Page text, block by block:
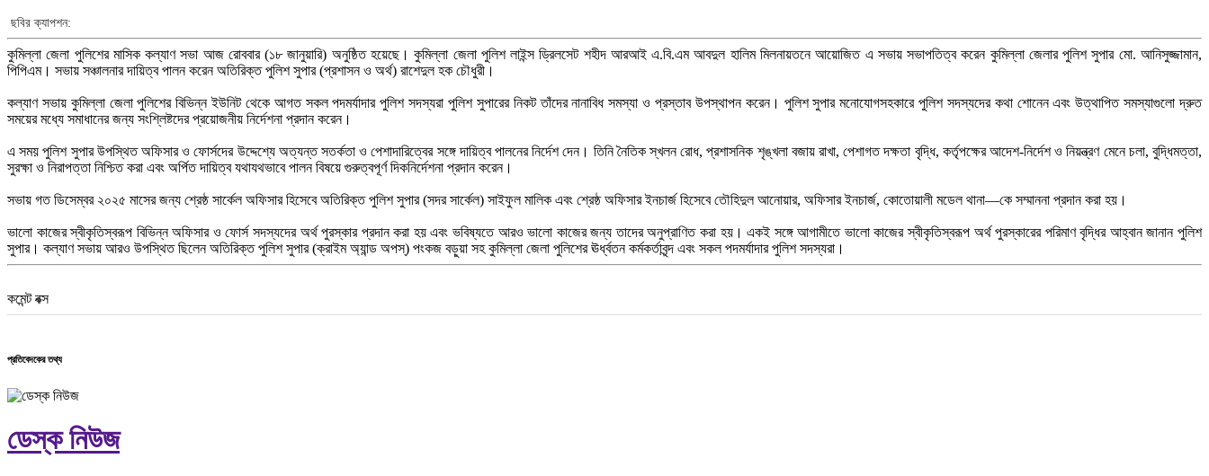
ছবির ক্যাপশন:
কুমিল্লা জেলা পুলিশের মাসিক কল্যাণ সভা আজ রোববার (১৮ জানুয়ারি) অনুষ্ঠিত হয়েছে। কুমিল্লা জেলা পুলিশ লাইন্স ড্রিলসেট শহীদ আরআই এ.বি.এম আবদুল হালিম মিলনায়তনে আয়োজিত এ সভায় সভাপতিত্ব করেন কুমিল্লা জেলার পুলিশ সুপার মো. আনিসুজ্জামান,
পিপিএম। সভায় সঞ্চালনার দায়িত্ব পালন করেন অতিরিক্ত পুলিশ সুপার (প্রশাসন ও অর্থ) রাশেদুল হক চৌধুরী।
কল্যাণ সভায় কুমিল্লা জেলা পুলিশের বিভিন্ন ইউনিট থেকে আগত সকল পদমর্যাদার পুলিশ সদস্যরা পুলিশ সুপারের নিকট তাঁদের নানাবিধ সমস্যা ও প্রস্তাব উপস্থাপন করেন। পুলিশ সুপার মনোযোগসহকারে পুলিশ সদস্যদের কথা শোনেন এবং উত্থাপিত সমস্যাগুলো দ্রুত
সময়ের মধ্যে সমাধানের জন্য সংশ্লিষ্টদের প্রয়োজনীয় নির্দেশনা প্রদান করেন।
এ সময় পুলিশ সুপার উপস্থিত অফিসার ও ফোর্সদের উদ্দেশ্যে অত্যন্ত সতর্কতা ও পেশাদারিত্বের সঙ্গে দায়িত্ব পালনের নির্দেশ দেন। তিনি নৈতিক স্খলন রোধ, প্রশাসনিক শৃঙ্খলা বজায় রাখা, পেশাগত দক্ষতা বৃদ্ধি, কর্তৃপক্ষের আদেশ-নির্দেশ ও নিয়ন্ত্রণ মেনে চলা, বুদ্ধিমত্তা,
সুরক্ষা ও নিরাপত্তা নিশ্চিত করা এবং অর্পিত দায়িত্ব যথাযথভাবে পালন বিষয়ে গুরুত্বপূর্ণ দিকনির্দেশনা প্রদান করেন।
সভায় গত ডিসেম্বর ২০২৫ মাসের জন্য শ্রেষ্ঠ সার্কেল অফিসার হিসেবে অতিরিক্ত পুলিশ সুপার (সদর সার্কেল) সাইফুল মালিক এবং শ্রেষ্ঠ অফিসার ইনচার্জ হিসেবে তৌহিদুল আনোয়ার, অফিসার ইনচার্জ, কোতোয়ালী মডেল থানা—কে সম্মাননা প্রদান করা হয়।
ভালো কাজের স্বীকৃতিস্বরূপ বিভিন্ন অফিসার ও ফোর্স সদস্যদের অর্থ পুরস্কার প্রদান করা হয় এবং ভবিষ্যতে আরও ভালো কাজের জন্য তাদের অনুপ্রাণিত করা হয়। একই সঙ্গে আগামীতে ভালো কাজের স্বীকৃতিস্বরূপ অর্থ পুরস্কারের পরিমাণ বৃদ্ধির আহ্বান জানান পুলিশ
সুপার। কল্যাণ সভায় আরও উপস্থিত ছিলেন অতিরিক্ত পুলিশ সুপার (ক্রাইম অ্যান্ড অপস্) পংকজ বড়ুয়া সহ কুমিল্লা জেলা পুলিশের ঊর্ধ্বতন কর্মকর্তাবৃন্দ এবং সকল পদমর্যাদার পুলিশ সদস্যরা।
কমেন্ট বক্স
প্রতিবেদকের তথ্য
ডেস্ক নিউজ